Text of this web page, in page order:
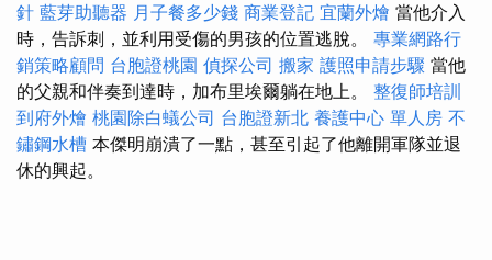
針 藍芽助聽器 月子餐多少錢 商業登記 宜蘭外燴 當他介入
時，告訴刺，並利用受傷的男孩的位置逃脫。 專業網路行
銷策略顧問 台胞證桃園 偵探公司 搬家 護照申請步驟 當他
的父親和伴奏到達時，加布里埃爾躺在地上。 整復師培訓
到府外燴 桃園除白蟻公司 台胞證新北 養護中心 單人房 不
鏽鋼水槽 本傑明崩潰了一點，甚至引起了他離開軍隊並退
休的興起。